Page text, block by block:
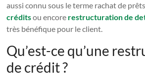
aussi connu sous le terme rachat de
créditsou encore restructuration de
très bénéfique pour le client.
Qu’est-ce qu’une
de crédit ?